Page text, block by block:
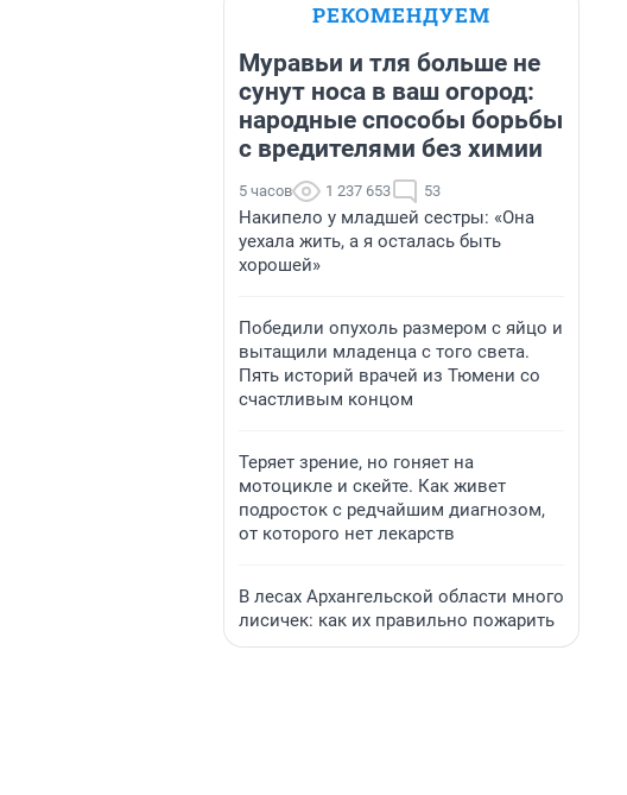
РЕКОМЕНДУЕМ
Муравьи и тля больше не
сунут носа в ваш огород:
народные способы борьбы
с вредителями без химии
5 часов 1 237 653 53
Накипело у младшей сестры: «Она
уехала жить, а я осталась быть
хорошей»
Победили опухоль размером с яйцо и
вытащили младенца с того света.
Пять историй врачей из Тюмени со
счастливым концом
Теряет зрение, но гоняет на
мотоцикле и скейте. Как живет
подросток с редчайшим диагнозом,
от которого нет лекарств
В лесах Архангельской области много
лисичек: как их правильно пожарить